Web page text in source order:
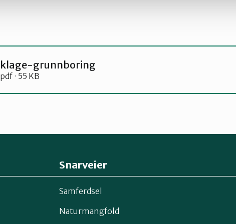
klage-grunnboring
pdf · 55 KB
Snarveier
Samferdsel
Naturmangfold